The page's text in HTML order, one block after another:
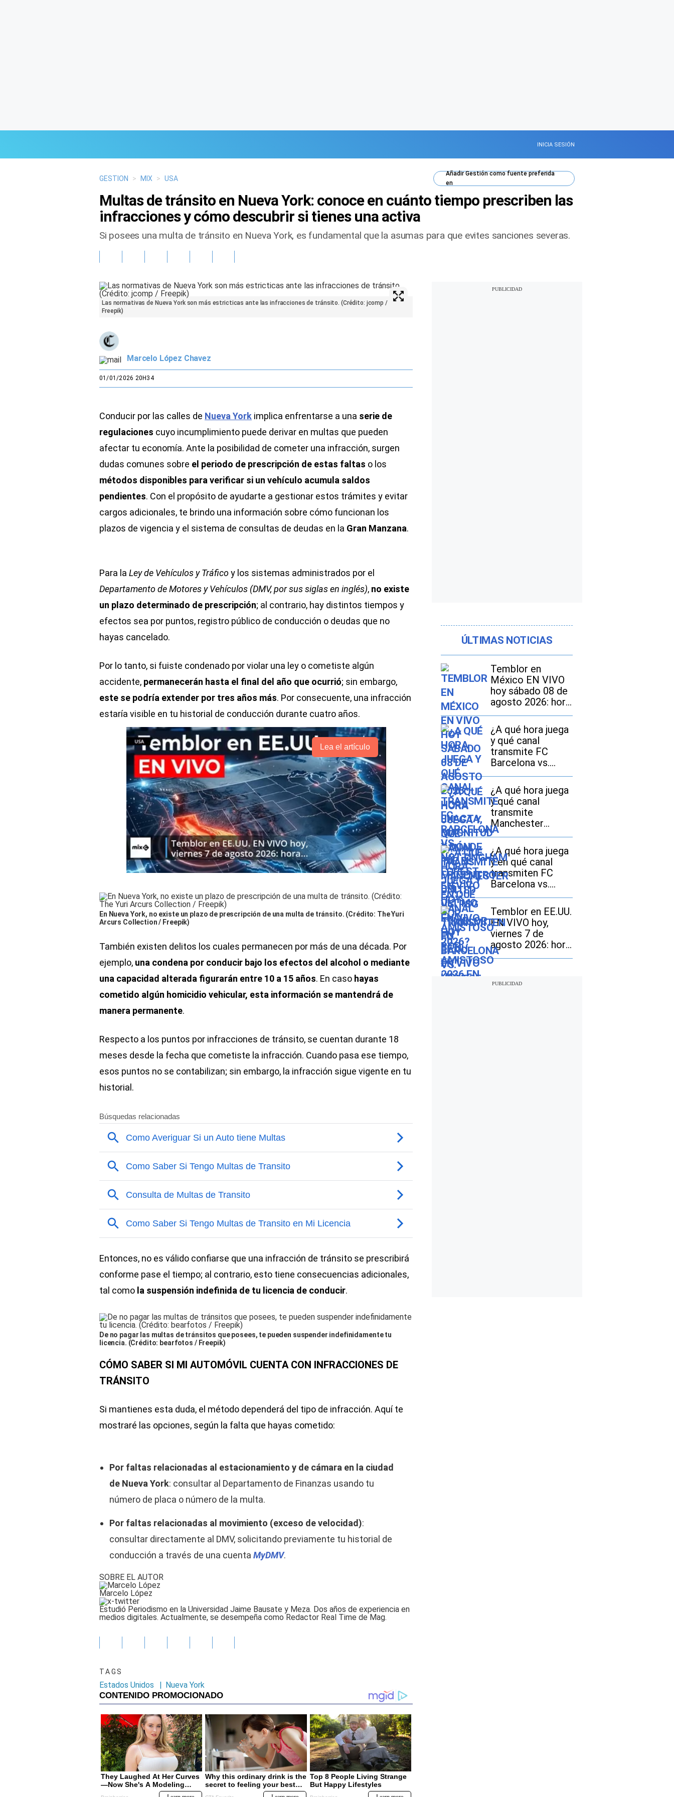
INICIA SESIÓN
GESTION > MIX > USA
AñadirGestióncomo fuente preferida
en
Multas de tránsito en Nueva York: conoce en cuánto tiempo prescriben las
infracciones y cómo descubrir si tienes una activa
Si posees una multa de tránsito en Nueva York, es fundamental que la asumas para que evites sanciones severas.
Las normativas de Nueva York son más estricticas ante las infracciones de tránsito. (Crédito: jcomp /
Freepik)
Marcelo López Chavez
01/01/2026 20H34
Conducir por las calles de Nueva York implica enfrentarse a una serie de
regulaciones cuyo incumplimiento puede derivar en multas que pueden
afectar tu economía. Ante la posibilidad de cometer una infracción, surgen
dudas comunes sobre el periodo de prescripción de estas faltas o los
métodos disponibles para verificar si un vehículo acumula saldos
pendientes. Con el propósito de ayudarte a gestionar estos trámites y evitar
cargos adicionales, te brindo una información sobre cómo funcionan los
plazos de vigencia y el sistema de consultas de deudas en la Gran Manzana.
Para la Ley de Vehículos y Tráficoy los sistemas administrados por el
Departamento de Motores y Vehículos (DMV, por sus siglas en inglés), no existe
un plazo determinado de prescripción; al contrario, hay distintos tiempos y
efectos sea por puntos, registro público de conducción o deudas que no
hayas cancelado.
Por lo tanto, si fuiste condenado por violar una ley o cometiste algún
accidente, permanecerán hasta el final del año que ocurrió; sin embargo,
este se podría extender por tres años más. Por consecuente, una infracción
estaría visible en tu historial de conducción durante cuatro años.
Lea el artículo
En Nueva York, no existe un plazo de prescripción de una multa de tránsito. (Crédito: The Yuri
Arcurs Collection / Freepik)
También existen delitos los cuales permanecen por más de una década. Por
ejemplo, una condena por conducir bajo los efectos del alcohol o mediante
una capacidad alterada figurarán entre 10 a 15 años. En caso hayas
cometido algún homicidio vehicular, esta información se mantendrá de
manera permanente.
Respecto a los puntos por infracciones de tránsito, se cuentan durante 18
meses desde la fecha que cometiste la infracción. Cuando pasa ese tiempo,
esos puntos no se contabilizan; sin embargo, la infracción sigue vigente en tu
historial.
Entonces, no es válido confiarse que una infracción de tránsito se prescribirá
conforme pase el tiempo; al contrario, esto tiene consecuencias adicionales,
tal como la suspensión indefinida de tu licencia de conducir.
De no pagar las multas de tránsitos que posees, te pueden suspender indefinidamente tu
licencia. (Crédito: bearfotos / Freepik)
CÓMO SABER SI MI AUTOMÓVIL CUENTA CON INFRACCIONES DE
TRÁNSITO
Si mantienes esta duda, el método dependerá del tipo de infracción. Aquí te
mostraré las opciones, según la falta que hayas cometido:
Por faltas relacionadas al estacionamiento y de cámara en la ciudad
de Nueva York: consultar al Departamento de Finanzas usando tu
número de placa o número de la multa.
Por faltas relacionadas al movimiento (exceso de velocidad):
consultar directamente al DMV, solicitando previamente tu historial de
conducción a través de una cuenta MyDMV.
SOBRE EL AUTOR
Marcelo López
Estudió Periodismo en la Universidad Jaime Bausate y Meza. Dos años de experiencia en
medios digitales. Actualmente, se desempeña como Redactor Real Time de Mag.
TAGS
Estados Unidos | Nueva York
ÚLTIMAS NOTICIAS
Temblor en
México EN VIVO
hoy sábado 08 de
agosto 2026: hora
exacta, magnitud y
dónde fue el
epicentro del
último
¿A qué hora juega
y qué canal
transmite FC
Barcelona vs.
Nottingham
Forest EN VIVO
hoy por amistoso
2026?
¿A qué hora juega
y qué canal
transmite
Manchester
United vs. PSG EN
VIVO hoy por
amistoso 2026 en
España, México y
EE.UU.?
¿A qué hora juega
y en qué canal
transmiten FC
Barcelona vs.
Udinese EN VIVO
hoy por amistoso
en EE.UU., México
y España?
Temblor en EE.UU.
EN VIVO hoy,
viernes 7 de
agosto 2026: hora
exacta, magnitud y
dónde fue el
último sismo